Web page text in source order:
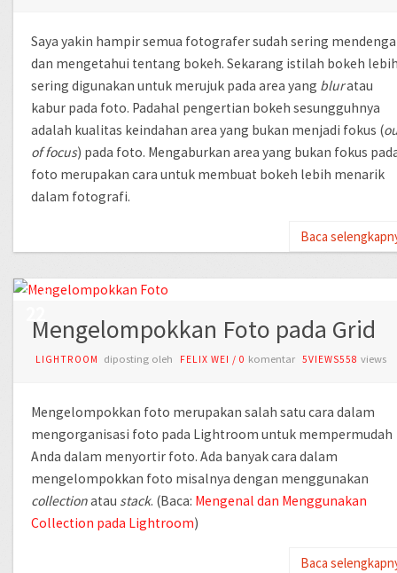
Saya yakin hampir semua fotografer sudah sering
dan mengetahui tentang bokeh. Sekarang istilah bokeh
sering digunakan untuk merujuk pada area yang bluratau
kabur pada foto. Padahal pengertian bokeh sesungguhnya
adalah kualitas keindahan area yang bukan menjadi fokus (
of focus) pada foto. Mengaburkan area yang bukan fokus
foto merupakan cara untuk membuat bokeh lebih menarik
dalam fotografi.
Baca
AUG
Mengelompokkan Foto pada Grid
LIGHTROOM diposting oleh FELIX WEI / 0 komentar 5VIEWS558 views
Mengelompokkan foto merupakan salah satu cara dalam
mengorganisasi foto pada Lightroom untuk mempermudah
Anda dalam menyortir foto. Ada banyak cara dalam
mengelompokkan foto misalnya dengan menggunakan
collectionatau stack. (Baca: Mengenal dan Menggunakan
Collection pada Lightroom)
Baca